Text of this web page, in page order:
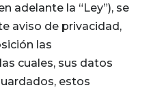
adelante la “Ley”), se
aviso de privacidad,
las
cuales, sus datos
estos